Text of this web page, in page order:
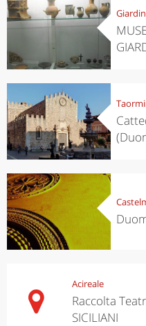
Acireale
Raccolta
SICILIANI